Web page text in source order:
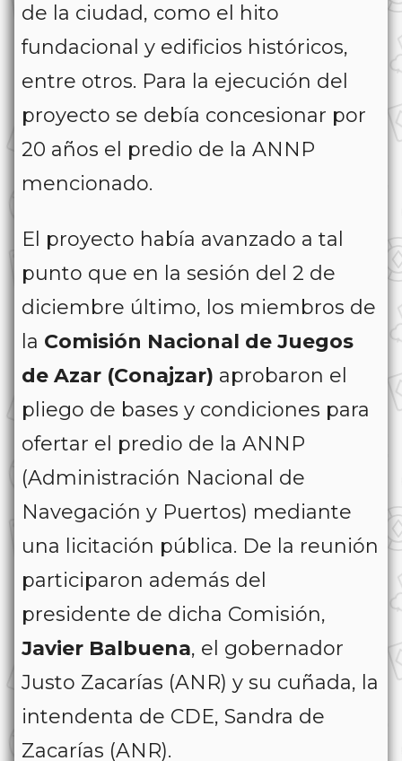
de la ciudad, como el hito
fundacional y edificios históricos,
entre otros. Para la ejecución del
proyecto se debía concesionar por
20 años el predio de la ANNP
mencionado.
El proyecto había avanzado a tal
punto que en la sesión del 2 de
diciembre último, los miembros de
la Comisión Nacional de Juegos
de Azar (Conajzar) aprobaron el
pliego de bases y condiciones para
ofertar el predio de la ANNP
(Administración Nacional de
Navegación y Puertos) mediante
una licitación pública. De la reunión
participaron además del
presidente de dicha Comisión,
Javier Balbuena, el gobernador
Justo Zacarías (ANR) y su cuñada, la
intendenta de CDE, Sandra de
Zacarías (ANR).